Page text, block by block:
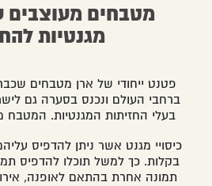
מטבחים מעוצבים
מגנטיות
פטנט ייחודי של ארן מטבחים
ברחבי העולם ונכנס בסערה גם
בעלי החזיתות המגנטיות. המטבח
כיסויי מגנט אשר ניתן להדפיס
בקלות. כך למשל תוכלו להדפיס
תמונה אחרת בהתאם לאופנה,